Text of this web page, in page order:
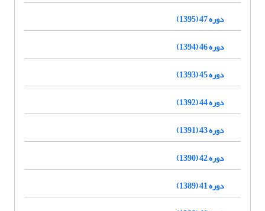
دوره 47 (1395)
دوره 46 (1394)
دوره 45 (1393)
دوره 44 (1392)
دوره 43 (1391)
دوره 42 (1390)
دوره 41 (1389)